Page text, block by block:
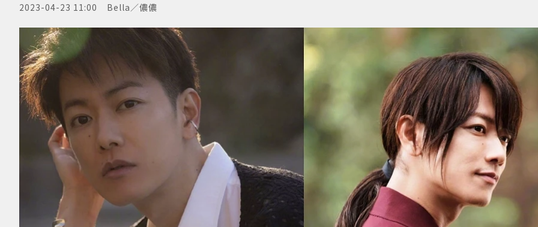
2023-04-23 11:00 Bella／儂儂